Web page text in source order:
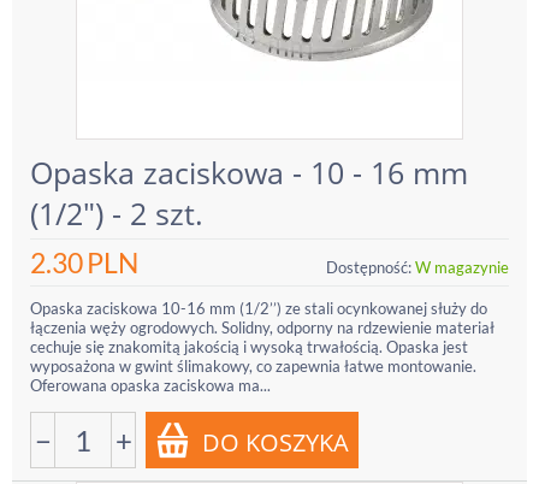
Opaska zaciskowa - 10 - 16 mm
(1/2") - 2 szt.
2.30PLN Dostępność:W magazynie
Opaska zaciskowa 10-16 mm (1/2’’) ze stali ocynkowanej służy do
łączenia węży ogrodowych. Solidny, odporny na rdzewienie materiał
cechuje się znakomitą jakością i wysoką trwałością. Opaska jest
wyposażona w gwint ślimakowy, co zapewnia łatwe montowanie.
Oferowana opaska zaciskowa ma...
− +